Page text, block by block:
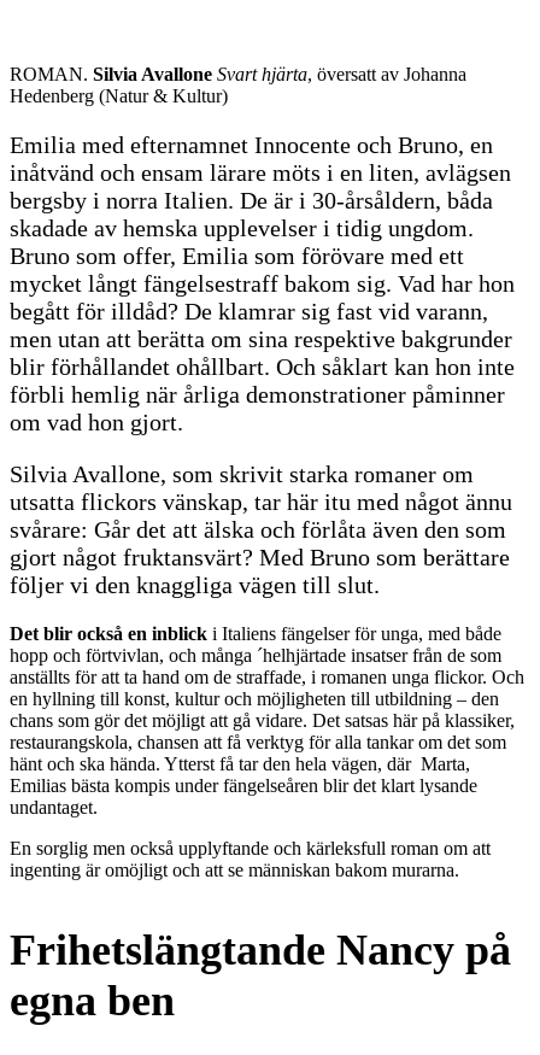
ROMAN. Silvia Avallone Svart hjärta, översatt av Johanna
Hedenberg (Natur & Kultur)
Emilia med efternamnet Innocente och Bruno, en
inåtvänd och ensam lärare möts i en liten, avlägsen
bergsby i norra Italien. De är i 30-årsåldern, båda
skadade av hemska upplevelser i tidig ungdom.
Bruno som offer, Emilia som förövare med ett
mycket långt fängelsestraff bakom sig. Vad har hon
begått för illdåd? De klamrar sig fast vid varann,
men utan att berätta om sina respektive bakgrunder
blir förhållandet ohållbart. Och såklart kan hon inte
förbli hemlig när årliga demonstrationer påminner
om vad hon gjort.
Silvia Avallone, som skrivit starka romaner om
utsatta flickors vänskap, tar här itu med något ännu
svårare: Går det att älska och förlåta även den som
gjort något fruktansvärt? Med Bruno som berättare
följer vi den knaggliga vägen till slut.
Det blir också en inblick i Italiens fängelser för unga, med både
hopp och förtvivlan, och många ´helhjärtade insatser från de som
anställts för att ta hand om de straffade, i romanen unga flickor. Och
en hyllning till konst, kultur och möjligheten till utbildning – den
chans som gör det möjligt att gå vidare. Det satsas här på klassiker,
restaurangskola, chansen att få verktyg för alla tankar om det som
hänt och ska hända. Ytterst få tar den hela vägen, där Marta,
Emilias bästa kompis under fängelseåren blir det klart lysande
undantaget.
En sorglig men också upplyftande och kärleksfull roman om att
ingenting är omöjligt och att se människan bakom murarna.
Frihetslängtande Nancy på
egna ben